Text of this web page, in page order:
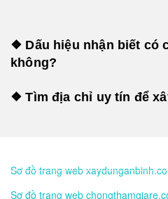
❖ Dấu hiệu nhận biết có
không?
❖ Tìm địa chỉ uy tín để
Sơ đồ trang web
Sơ đồ trang web